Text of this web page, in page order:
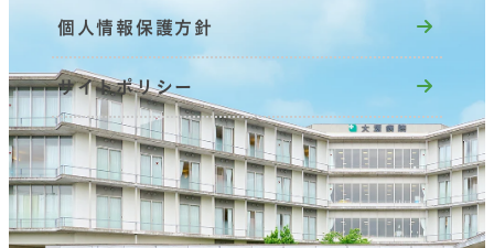
個人情報保護方針
サイトポリシー